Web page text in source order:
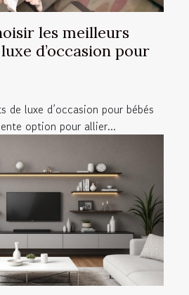
les meilleurs
d’occasion pour
de luxe d’occasion pour bébés
option pour allier...